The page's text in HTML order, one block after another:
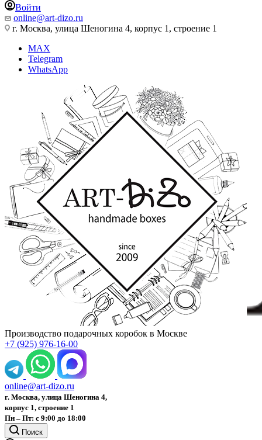
Войти
online@art-dizo.ru
г. Москва, улица Шеногина 4, корпус 1, строение 1
MAX
Telegram
WhatsApp
Производство подарочных коробок в Москве
+7 (925) 976-16-00
online@art-dizo.ru
г. Москва, улица Шеногина 4,
корпус 1, строение 1
Пн – Пт: с 9:00 до 18:00
Поиск